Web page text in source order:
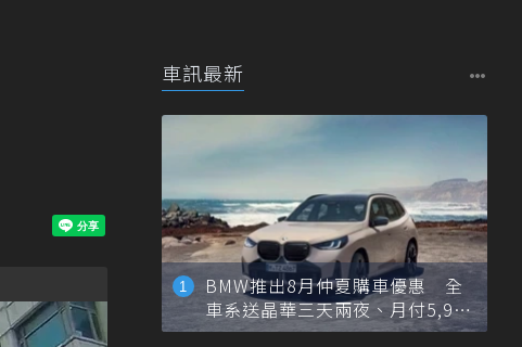
車訊最新
BMW推出8月仲夏購車優惠 全
車系送晶華三天兩夜、月付5,900
元起